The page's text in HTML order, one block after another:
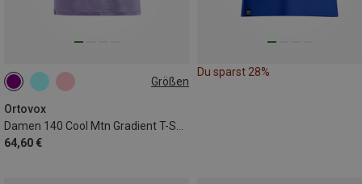
Größen
Ortovox
Damen 140 Cool Mtn Gradient T-Shirt
64,60 €
XS S
Du sparst 28%